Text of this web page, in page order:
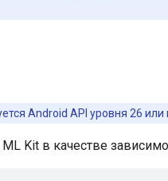
Android API уровня 26 или
Kit в качестве